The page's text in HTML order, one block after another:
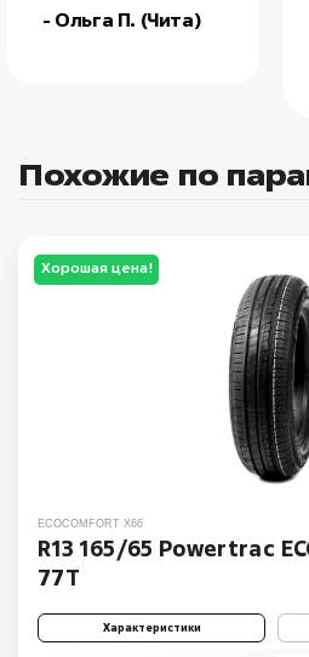
- Ольга П. (Чита)
Похожие по
Хорошая цена!
ECOCOMFORT X66
R13 165/65 Powertrac
77T
Характеристики